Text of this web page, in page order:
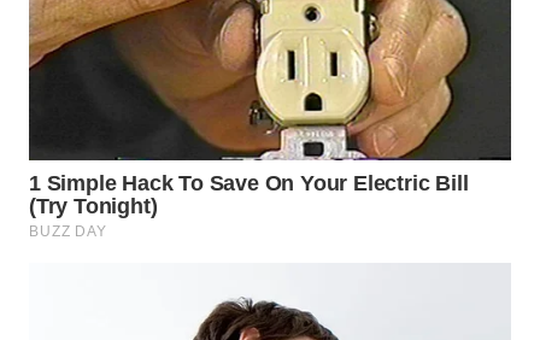
BINJAI
WN
INDRAMAYU